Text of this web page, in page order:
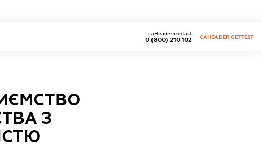
0 (800) 210 102
caHeader.contact
CAHEADER.GETTEST
З